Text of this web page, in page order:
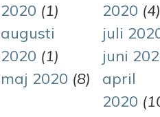
2020 (1)
2020 (4)
augusti
2020 (1)
juli
juni
maj 2020 (8)
april
2020